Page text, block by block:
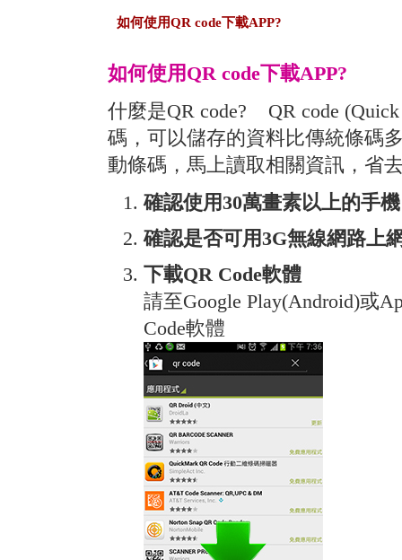
如何使用QR code下載APP?
如何使用QR code下載APP?
什麼是QR code? QR code
碼，可以儲存的資料比傳統條碼
動條碼，馬上讀取相關資訊，省
確認使用30萬畫素以上的手機
確認是否可用3G無線網路上
下載QR Code軟體
請至Google Play(Android)或
Code軟體